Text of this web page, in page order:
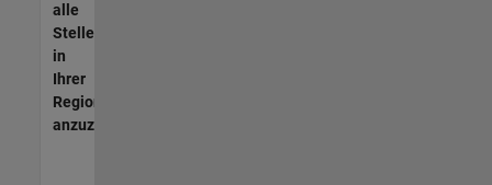
alle
Stellenangebote
in
Ihrer
Region
anzuzeigen.